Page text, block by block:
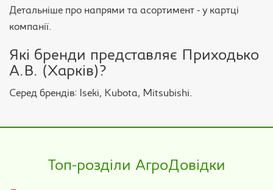
Детальніше про напрями та асортимент - у картці
компанії.
Які бренди представляє Приходько
А.В. (Харків)?
Серед брендів: Iseki, Kubota, Mitsubishi.
Топ-розділи АгроДовідки